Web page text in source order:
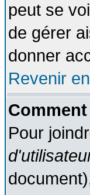
peut se
de gérer
donner
Revenir
Pour